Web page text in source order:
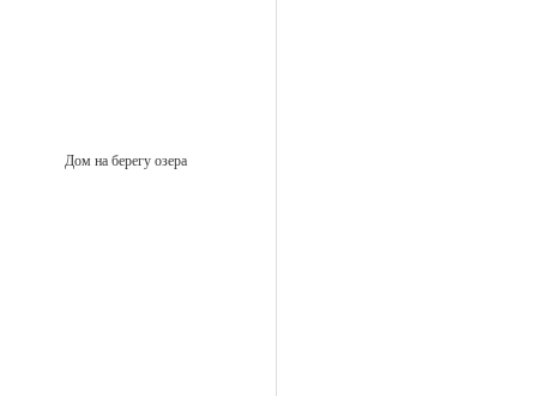
Дом на берегу озера